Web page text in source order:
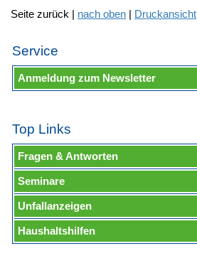
Seite zurück | nach oben | Druckansicht
Service
Anmeldung zum Newsletter
Top Links
Fragen & Antworten
Seminare
Unfallanzeigen
Haushaltshilfen